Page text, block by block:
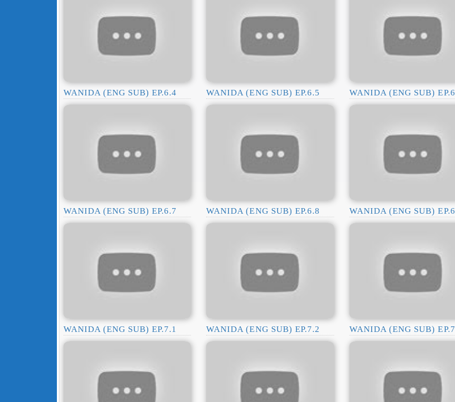
WANIDA (ENG SUB) EP.6.4 WANIDA (ENG SUB) EP.6.5 WANIDA (ENG SUB)
WANIDA (ENG SUB) EP.6.7 WANIDA (ENG SUB) EP.6.8 WANIDA (ENG SUB)
WANIDA (ENG SUB) EP.7.1 WANIDA (ENG SUB) EP.7.2 WANIDA (ENG SUB)